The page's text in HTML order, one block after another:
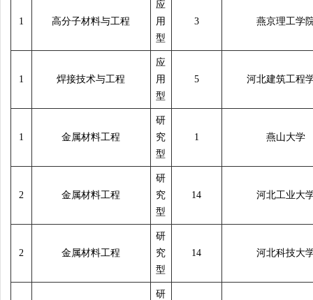
1 高分子材料与工程
应
用
型
3 燕京理工学
1 焊接技术与工程
应
用
型
5 河北建筑工程
1 金属材料工程
研
究
型
1 燕山大学
2 金属材料工程
研
究
型
14 河北工业大
2 金属材料工程
研
究
型
14 河北科技大
研